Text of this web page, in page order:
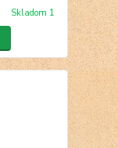
Skladom 1